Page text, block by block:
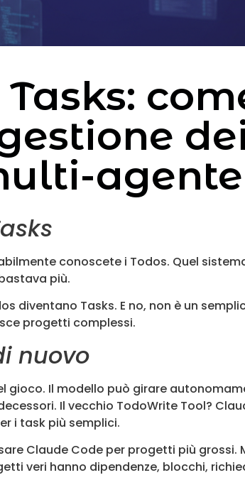
agente
conoscete i Todos. Quel
più.
diventano Tasks. E no, non è un
progetti complessi.
nuovo
gioco. Il modello può girare
Il vecchio TodoWrite Tool?
i task più semplici.
Claude Code per progetti più grossi.
veri hanno dipendenze, blocchi,